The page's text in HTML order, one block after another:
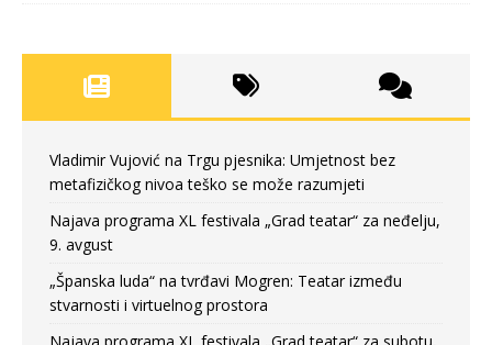
Vladimir Vujović na Trgu pjesnika: Umjetnost bez
metafizičkog nivoa teško se može razumjeti
Najava programa XL festivala „Grad teatar“ za neđelju,
9. avgust
„Španska luda“ na tvrđavi Mogren: Teatar između
stvarnosti i virtuelnog prostora